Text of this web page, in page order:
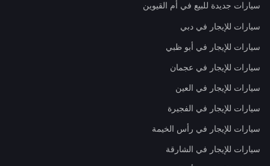
سيارات جديدة للبيع في أم القيوين
سيارات للإيجار في دبي
سيارات للإيجار في أبو ظبي
سيارات للإيجار في عجمان
سيارات للإيجار في العين
سيارات للإيجار في الفجيرة
سيارات للإيجار في رأس الخيمة
سيارات للإيجار في الشارقة